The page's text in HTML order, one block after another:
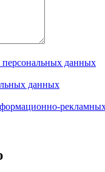
персональных данных
данных